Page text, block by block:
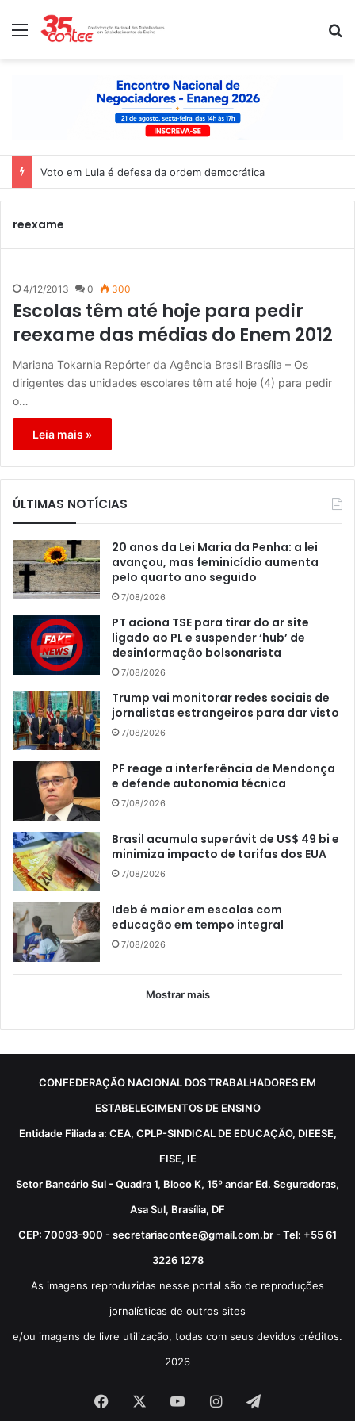
Menu
Voto em Lula é defesa da ordem democrática
reexame
4/12/2013 0 300
Escolas têm até hoje para pedir
reexame das médias do Enem 2012
Mariana Tokarnia Repórter da Agência Brasil Brasília – Os
dirigentes das unidades escolares têm até hoje (4) para pedir
o…
Leia mais »
ÚLTIMAS NOTÍCIAS
20 anos da Lei Maria da Penha: a lei
avançou, mas feminicídio aumenta
pelo quarto ano seguido
7/08/2026
PT aciona TSE para tirar do ar site
ligado ao PL e suspender ‘hub’ de
desinformação bolsonarista
7/08/2026
Trump vai monitorar redes sociais de
jornalistas estrangeiros para dar visto
7/08/2026
PF reage a interferência de Mendonça
e defende autonomia técnica
7/08/2026
Brasil acumula superávit de US$ 49 bi e
minimiza impacto de tarifas dos EUA
7/08/2026
Ideb é maior em escolas com
educação em tempo integral
7/08/2026
Mostrar mais
CONFEDERAÇÃO NACIONAL DOS TRABALHADORES EM
ESTABELECIMENTOS DE ENSINO
Entidade Filiada a: CEA, CPLP-SINDICAL DE EDUCAÇÃO, DIEESE,
FISE, IE
Setor Bancário Sul - Quadra 1, Bloco K, 15º andar Ed. Seguradoras,
Asa Sul, Brasília, DF
CEP: 70093-900 - secretariacontee@gmail.com.br - Tel: +55 61
3226 1278
As imagens reproduzidas nesse portal são de reproduções
jornalísticas de outros sites
e/ou imagens de livre utilização, todas com seus devidos créditos.
2026
Facebook YouTubeInstagram